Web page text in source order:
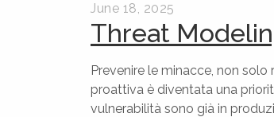
June 18, 2025
Threat
Prevenire le minacce, non
proattiva è diventata una
vulnerabilità sono già in